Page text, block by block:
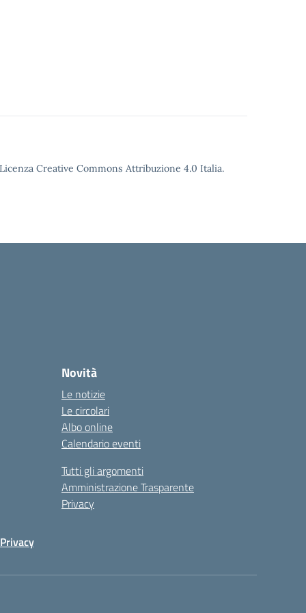
Creative Commons Attribuzione 4.0 Italia.
Novità
Le notizie
Le circolari
Albo online
Calendario eventi
Tutti gli argomenti
Amministrazione Trasparente
Privacy
Privacy